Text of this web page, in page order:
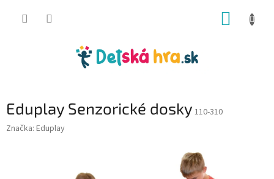
Eduplay Senzorické dosky 110-310
Značka: Eduplay